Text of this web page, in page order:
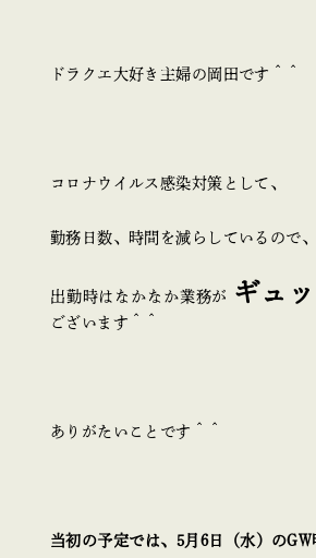
ドラクエ大好き主婦の岡田です＾＾
コロナウイルス感染対策として、
勤務日数、時間を減らしているので、
出勤時はなかなか業務が ギュッ
ございます＾＾
ありがたいことです＾＾
当初の予定では、5月6日（水）の